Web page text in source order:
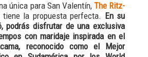
única para San Valentín, The Ritz-
tiene la propuesta perfecta. En su
podrás disfrutar de una exclusiva
con maridaje inspirada en el
reconocido como el Mejor